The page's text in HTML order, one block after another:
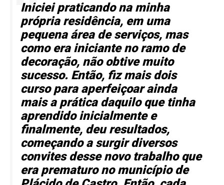
Iniciei praticando na minha
própria residência, em uma
pequena área de serviços, mas
como era iniciante no ramo de
decoração, não obtive muito
sucesso. Então, fiz mais dois
curso para aperfeiçoar ainda
mais a prática daquilo que tinha
aprendido inicialmente e
finalmente, deu resultados,
começando a surgir diversos
convites desse novo trabalho que
era prematuro no município de